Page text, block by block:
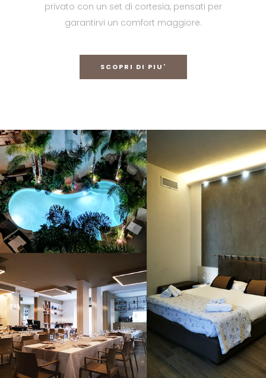
privato con un set di cortesia, pensati per
garantirvi un comfort maggiore.
SCOPRI DI PIU'